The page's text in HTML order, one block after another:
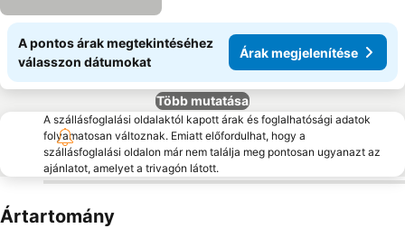
A pontos árak megtekintéséhez
válasszon dátumokat
Árak megjelenítése
Több mutatása
A szállásfoglalási oldalaktól kapott árak és foglalhatósági adatok
folyamatosan változnak. Emiatt előfordulhat, hogy a
szállásfoglalási oldalon már nem találja meg pontosan ugyanazt az
ajánlatot, amelyet a trivagón látott.
Ártartomány